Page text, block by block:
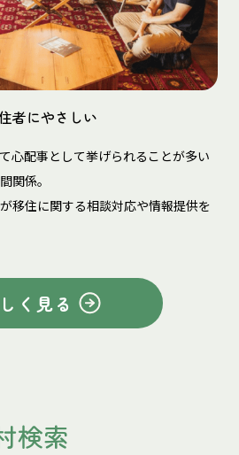
者にやさしい
心配事として挙げられることが多い
関係。
移住に関する相談対応や情報提供を
く見る
検索